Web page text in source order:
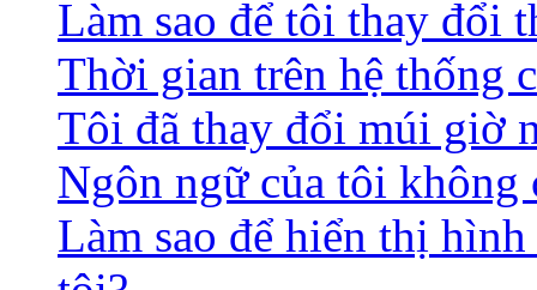
Làm sao để tôi thay đổi
Thời gian trên hệ thống
Tôi đã thay đổi múi giờ
Ngôn ngữ của tôi không
Làm sao để hiển thị